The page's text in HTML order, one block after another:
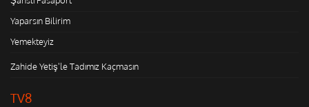
Yaparsın Bilirim
Yemekteyiz
Zahide Yetiş'le Tadımız Kaçmasın
TV8